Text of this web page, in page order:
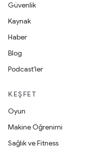
Güvenlik
Kaynak
Haber
Blog
Podcast'ler
KEŞFET
Oyun
Makine Öğrenimi
Sağlık ve Fitness